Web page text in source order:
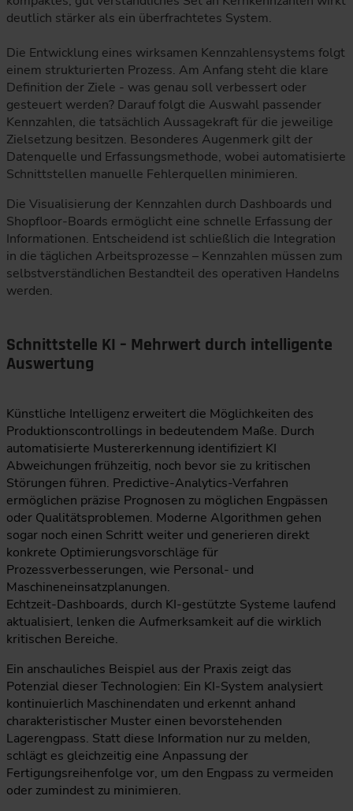
deutlich stärker als ein überfrachtetes System.
Die Entwicklung eines wirksamen Kennzahlensystems folgt
einem strukturierten Prozess. Am Anfang steht die klare
Definition der Ziele - was genau soll verbessert oder
gesteuert werden? Darauf folgt die Auswahl passender
Kennzahlen, die tatsächlich Aussagekraft für die jeweilige
Zielsetzung besitzen. Besonderes Augenmerk gilt der
Datenquelle und Erfassungsmethode, wobei automatisierte
Schnittstellen manuelle Fehlerquellen minimieren.
Die Visualisierung der Kennzahlen durch Dashboards und
Shopfloor-Boards ermöglicht eine schnelle Erfassung der
Informationen. Entscheidend ist schließlich die Integration
in die täglichen Arbeitsprozesse – Kennzahlen müssen zum
selbstverständlichen Bestandteil des operativen Handelns
werden.
Schnittstelle KI – Mehrwert durch intelligente
Auswertung
Künstliche Intelligenz erweitert die Möglichkeiten des
Produktionscontrollings in bedeutendem Maße. Durch
automatisierte Mustererkennung identifiziert KI
Abweichungen frühzeitig, noch bevor sie zu kritischen
Störungen führen. Predictive-Analytics-Verfahren
ermöglichen präzise Prognosen zu möglichen Engpässen
oder Qualitätsproblemen. Moderne Algorithmen gehen
sogar noch einen Schritt weiter und generieren direkt
konkrete Optimierungsvorschläge für
Prozessverbesserungen, wie Personal- und
Maschineneinsatzplanungen.
Echtzeit-Dashboards, durch KI-gestützte Systeme laufend
aktualisiert, lenken die Aufmerksamkeit auf die wirklich
kritischen Bereiche.
Ein anschauliches Beispiel aus der Praxis zeigt das
Potenzial dieser Technologien: Ein KI-System analysiert
kontinuierlich Maschinendaten und erkennt anhand
charakteristischer Muster einen bevorstehenden
Lagerengpass. Statt diese Information nur zu melden,
schlägt es gleichzeitig eine Anpassung der
Fertigungsreihenfolge vor, um den Engpass zu vermeiden
oder zumindest zu minimieren.